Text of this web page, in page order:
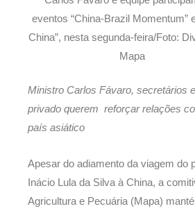
eventos “China-Brazil Momentum”
China”, nesta segunda-feira/Foto:
Mapa
Ministro Carlos Fávaro, secretários
privado querem reforçar relações
país asiático
Apesar do adiamento da viagem do
Inácio Lula da Silva à China, a
Agricultura e Pecuária (Mapa)